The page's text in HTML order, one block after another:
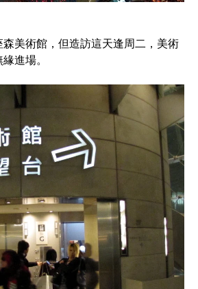
美術館，但造訪這天逢周二，美術
進場。